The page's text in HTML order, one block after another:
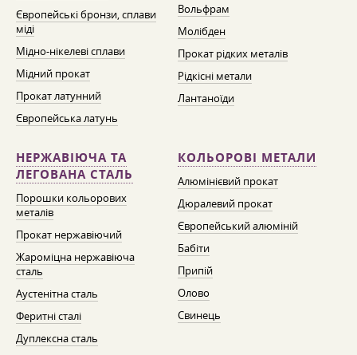
Європейські бронзи, сплави
міді
Мідно-нікелеві сплави
Мідний прокат
Прокат латунний
Європейська латунь
Вольфрам
Молібден
Прокат рідких металів
Рідкісні метали
Лантаноїди
НЕРЖАВІЮЧА ТА
ЛЕГОВАНА СТАЛЬ
Порошки кольорових
металів
Прокат нержавіючий
Жароміцна нержавіюча
сталь
Аустенітна сталь
Феритні сталі
Дуплексна сталь
КОЛЬОРОВІ МЕТАЛИ
Алюмінієвий прокат
Дюралевий прокат
Європейський алюміній
Бабіти
Припій
Олово
Свинець